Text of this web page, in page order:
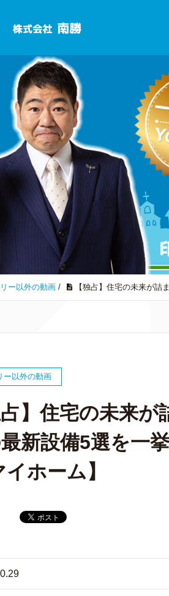
ー以外の動画 / 【独占】住宅の未来が詰
ー以外の動画
占】住宅の未来
新設備5選を一
ホーム】